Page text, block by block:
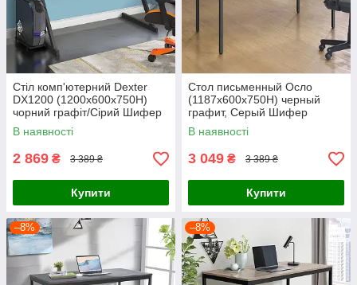
Стіл комп'ютерний Dexter
DX1200 (1200х600х750Н)
чорний графіт/Сірий Шифер
В наявності
2 869 ₴ 3 389 ₴
Купити
Стол письменный Осло
(1187х600х750Н) черный
графит, Серый Шифер
В наявності
3 049 ₴ 3 389 ₴
Купити
–8% –8%